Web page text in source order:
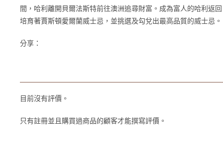
間，哈利離開貝爾法斯特前往澳洲追尋財富。成為富人的哈利返
培育著賈斯頓愛爾蘭威士忌，並挑選及勾兌出最高品質的威士忌。
分享：
目前沒有評價。
只有註冊並且購買過商品的顧客才能撰寫評價。